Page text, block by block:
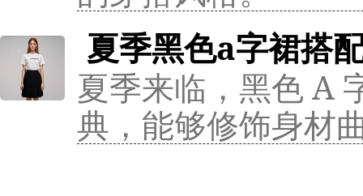
夏季黑色a字裙搭
夏季来临，黑色 A
典，能够修饰身材